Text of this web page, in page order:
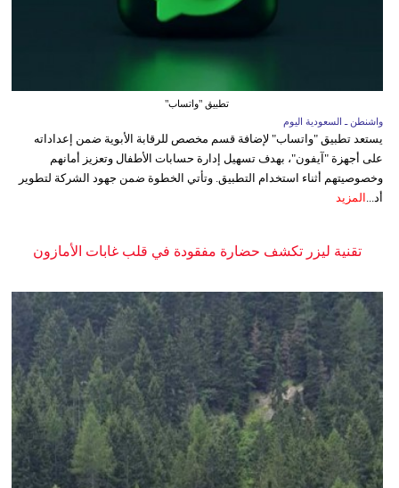
تطبيق "واتساب"
واشنطن ـ السعودية اليوم
يستعد تطبيق "واتساب" لإضافة قسم مخصص للرقابة الأبوية ضمن إعداداته
على أجهزة "آيفون"، بهدف تسهيل إدارة حسابات الأطفال وتعزيز أمانهم
وخصوصيتهم أثناء استخدام التطبيق. وتأتي الخطوة ضمن جهود الشركة لتطوير
أد... المزيد
تقنية ليزر تكشف حضارة مفقودة في قلب غابات الأمازون